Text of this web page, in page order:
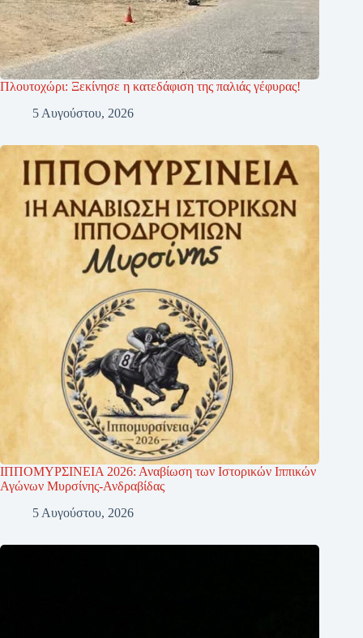
Πλουτοχώρι: Ξεκίνησε η κατεδάφιση της παλιάς γέφυρας!
5 Αυγούστου, 2026
ΙΠΠΟΜΥΡΣΙΝΕΙΑ 2026: Αναβίωση των Ιστορικών Ιππικών
Αγώνων Μυρσίνης-Ανδραβίδας
5 Αυγούστου, 2026